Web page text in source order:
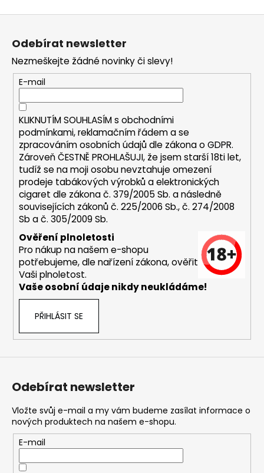
a
í
t
?
HLEDAT
D
o
p
u
10ML
6MG
169
Kč
Původně:
195
Kč
Odebírat newsletter
Nezmeškejte žádné novinky či slevy!
E-mail
KLIKNUTÍM SOUHLASÍM s obchodními
podmínkami,reklamačním řádem a se
zpracováním osobních údajů dle zákona oGDPR.
Zároveň ČESTNĚ PROHLAŠUJI, že jsem starší 18ti let,
tudíž se na moji osobu nevztahuje omezení
prodeje tabákových výrobků a elektronických
cigaret dle zákona č. 379/2005 Sb. a následně
souvisejících zákonů č. 225/2006 Sb., č. 274/2008
Sb a č. 305/2009 Sb.
Ověření plnoletosti
Pro nákup na našem e-shopu
potřebujeme, dle nařízení zákona, ověřit
Vaši plnoletost.
Vaše osobní údaje nikdy neukládáme!
PŘIHLÁSIT SE
Odebírat newsletter
Vložte svůj e-mail a my vám budeme zasílat informace o
nových produktech na našem e-shopu.
E-mail